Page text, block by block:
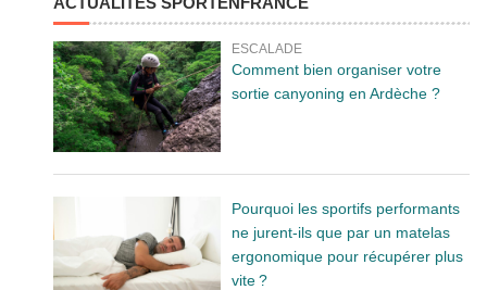
ESCALADE
Comment bien organiser votre
sortie canyoning en Ardèche ?
Pourquoi les sportifs performants
ne jurent-ils que par un matelas
ergonomique pour récupérer plus
vite ?